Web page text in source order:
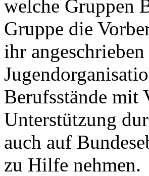
welche Gruppen
Gruppe die
ihr
Berufsstände mit
Unterstützung
auch auf
zu Hilfe nehmen.